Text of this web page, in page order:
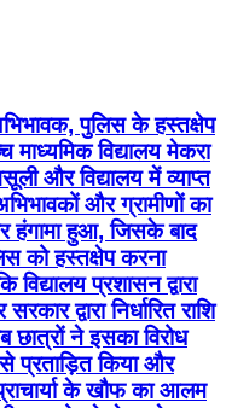
पुलिस के हस्तक्षेप
विद्यालय मेकरा
और विद्यालय में व्याप्त
और ग्रामीणों का
हुआ, जिसके बाद
को हस्तक्षेप करना
प्रशासन द्वारा
द्वारा निर्धारित राशि
ने इसका विरोध
प्रताड़ित किया और
के खौफ का आलम